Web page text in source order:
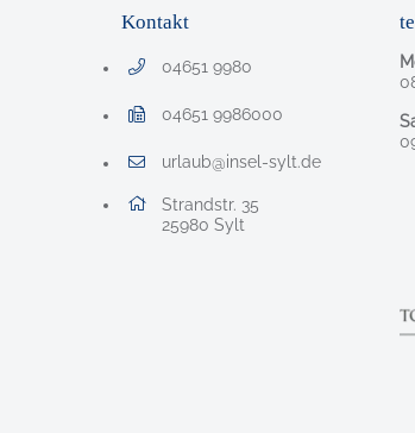
Kontakt
04651 9980
Telefonnummer: 0 4 6 5 1 9 9 8 0
04651 9986000
Faxnummer: 0 4 6 5 1 9 9 8 6 0 0 0
urlaub@insel-sylt.de
E-Mail Adresse: urlaub@insel-sylt.de
Adresse:
Strandstr. 35
25980 , 2 5 9 8 0
Sylt